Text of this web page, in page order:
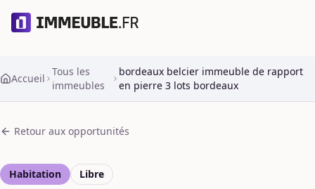
Accueil
Tous les
immeubles
bordeaux belcier immeuble de rapport
en pierre 3 lots bordeaux
Retour aux opportunités
Habitation Libre